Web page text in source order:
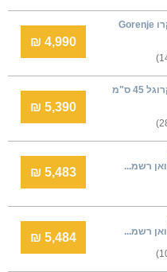
תנור בנוי משולב מיקרו Gorenje
4,990 ₪
תנור בנוי משולב מיקרוגל 45 ס"מ
5,390 ₪
5,483 ₪
5,484 ₪